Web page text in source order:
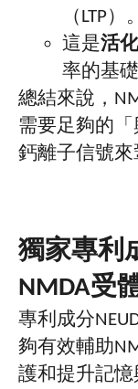
（ LTP）。
這是活
率的基礎
總結來說，
需要足夠的
鈣離子信號來
獨家專利
NMDA受
專利成分
夠有效輔助
護和提升記憶